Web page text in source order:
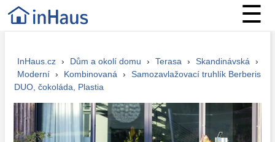
☰
InHaus.cz › Dům a okolí domu › Terasa › Skandinávská
›
Moderní › Kombinovaná ›
Samozavlažovací truhlík Berberis
DUO, čokoláda, Plastia